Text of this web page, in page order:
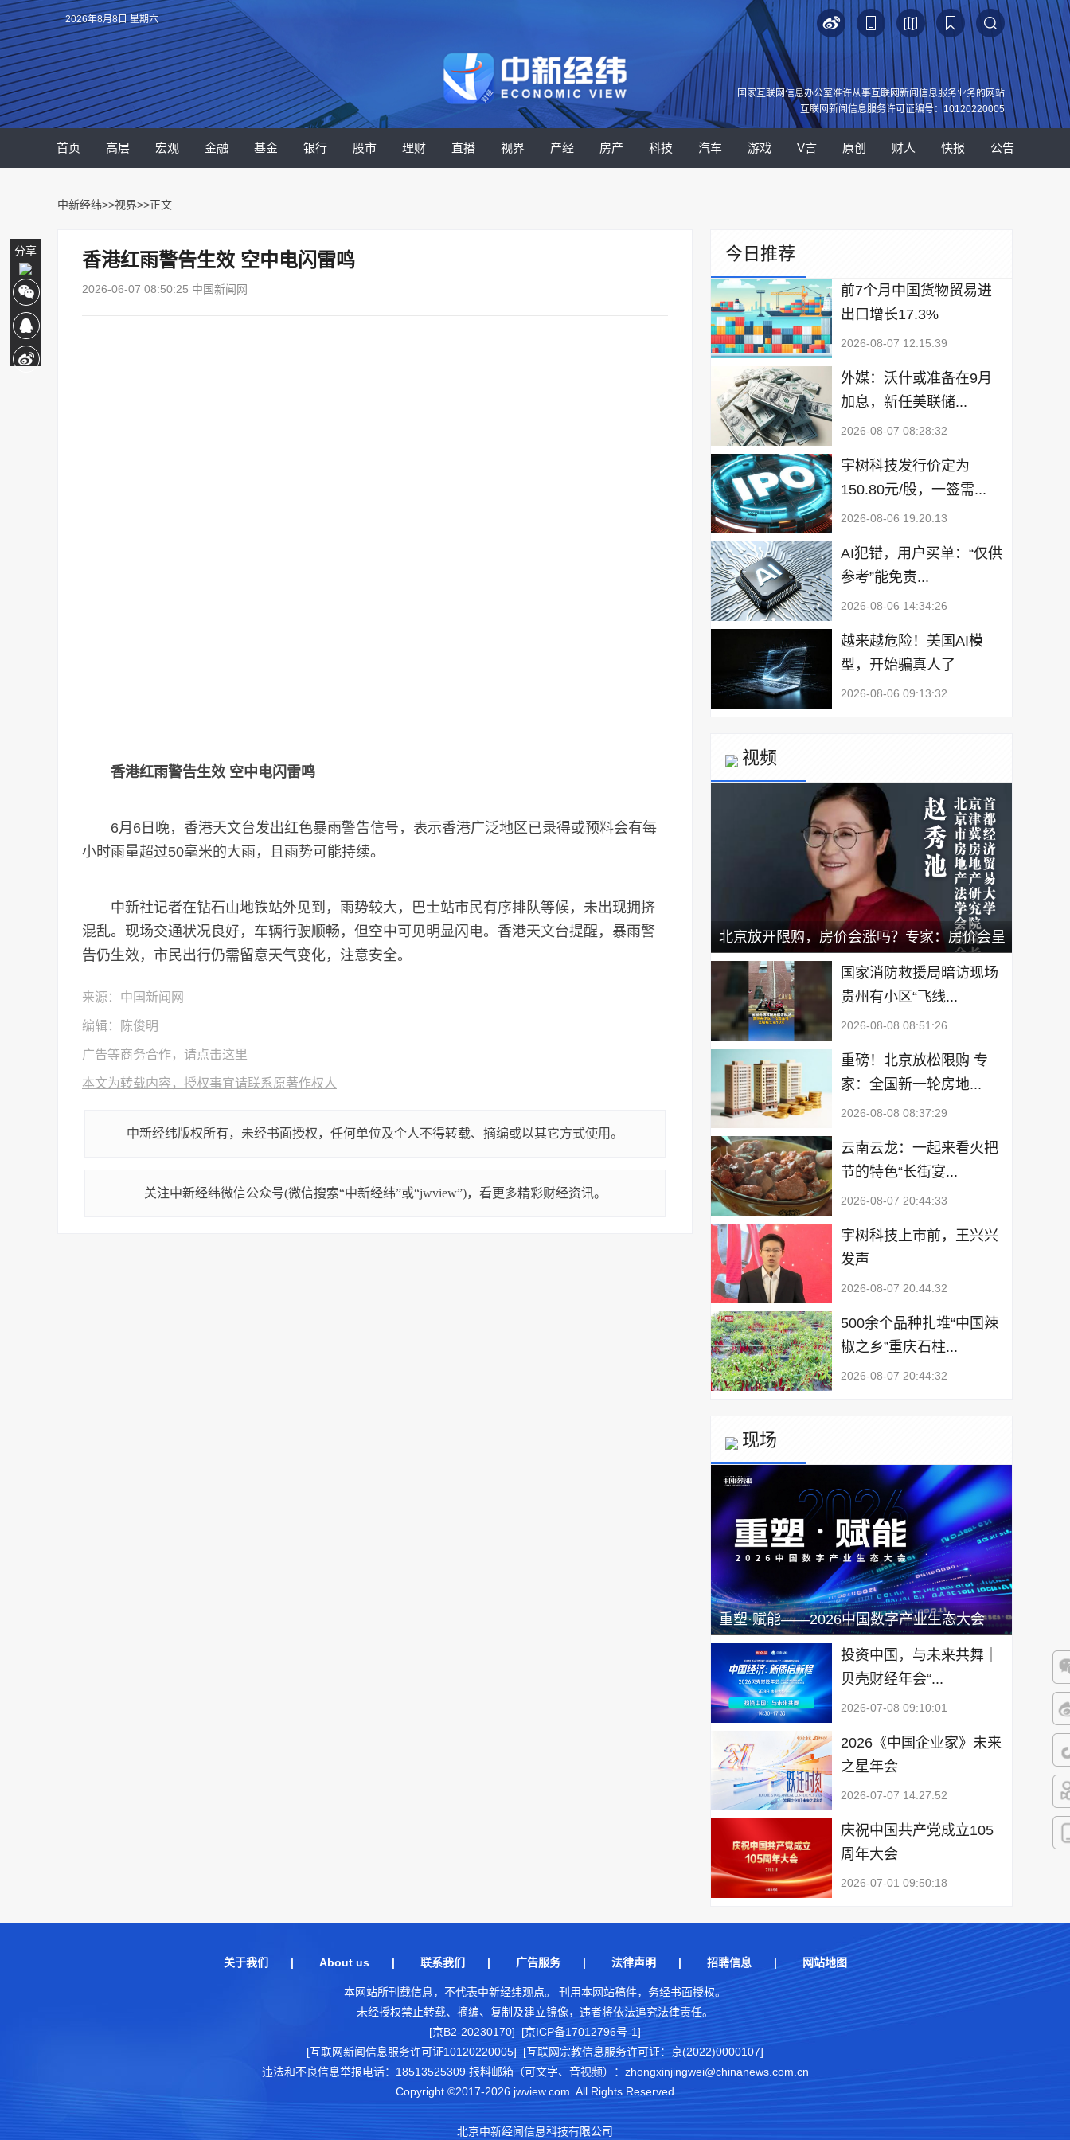
微
微
抖
快
分享
2026年8月8日 星期六
国家互联网信息办公室准许从事互联网新闻信息服务业务的网站
互联网新闻信息服务许可证编号：10120220005
首页 高层 宏观 金融 基金 银行 股市 理财 直播 视界 产经 房产 科技 汽车 游戏 V言 原创 财人 快报 公告
中新经纬>>视界>>正文
香港红雨警告生效 空中电闪雷鸣
2026-06-07 08:50:25 中国新闻网
香港红雨警告生效 空中电闪雷鸣
6月6日晚，香港天文台发出红色暴雨警告信号，表示香港广泛地区已录得或预料会有每
小时雨量超过50毫米的大雨，且雨势可能持续。
中新社记者在钻石山地铁站外见到，雨势较大，巴士站市民有序排队等候，未出现拥挤
混乱。现场交通状况良好，车辆行驶顺畅，但空中可见明显闪电。香港天文台提醒，暴雨警
告仍生效，市民出行仍需留意天气变化，注意安全。
来源：中国新闻网
编辑：陈俊明
广告等商务合作， 请点击这里
本文为转载内容，授权事宜请联系原著作权人
中新经纬版权所有，未经书面授权，任何单位及个人不得转载、摘编或以其它方式使用。
关注中新经纬微信公众号(微信搜索“中新经纬”或“jwview”)，看更多精彩财经资讯。
今日推荐
前7个月中国货物贸易进
出口增长17.3%
2026-08-07 12:15:39
外媒：沃什或准备在9月
加息，新任美联储...
2026-08-07 08:28:32
宇树科技发行价定为
150.80元/股，一签需...
2026-08-06 19:20:13
AI犯错，用户买单：“仅供
参考”能免责...
2026-08-06 14:34:26
越来越危险！美国AI模
型，开始骗真人了
2026-08-06 09:13:32
视频
北京放开限购，房价会涨吗？专家：房价会呈
现小幅上涨，新政有利于二手房出售｜宅男财
经
国家消防救援局暗访现场
贵州有小区“飞线...
2026-08-08 08:51:26
重磅！北京放松限购 专
家：全国新一轮房地...
2026-08-08 08:37:29
云南云龙：一起来看火把
节的特色“长街宴...
2026-08-07 20:44:33
宇树科技上市前，王兴兴
发声
2026-08-07 20:44:32
500余个品种扎堆“中国辣
椒之乡”重庆石柱...
2026-08-07 20:44:32
现场
重塑·赋能——2026中国数字产业生态大会
投资中国，与未来共舞｜
贝壳财经年会“...
2026-07-08 09:10:01
2026《中国企业家》未来
之星年会
2026-07-07 14:27:52
庆祝中国共产党成立105
周年大会
2026-07-01 09:50:18
关于我们 | About us| 联系我们 | 广告服务| 法律声明 | 招聘信息 | 网站地图
本网站所刊载信息，不代表中新经纬观点。 刊用本网站稿件，务经书面授权。
未经授权禁止转载、摘编、复制及建立镜像，违者将依法追究法律责任。
[京B2-20230170] [京ICP备17012796号-1]
[互联网新闻信息服务许可证10120220005]
[互联网宗教信息服务许可证：京(2022)0000107]
违法和不良信息举报电话：18513525309 报料邮箱（可文字、音视频）：zhongxinjingwei@chinanews.com.cn
Copyright ©2017-2026 jwview.com. All Rights Reserved
北京中新经闻信息科技有限公司